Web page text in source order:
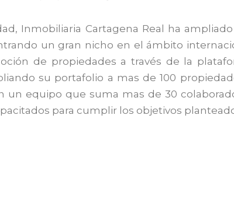
Inmobiliaria Cartagena Real ha
un gran nicho en el ámbito
de propiedades a través de la
su portafolio a mas de 100
un equipo que suma mas de 30
para cumplir los objetivos